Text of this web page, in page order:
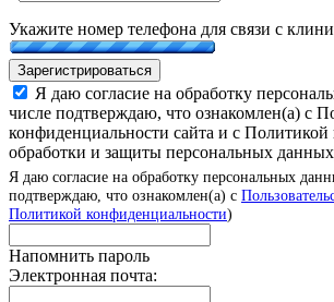
Укажите номер телефона для связи с
Зарегистрироваться
Я даю согласие на обработку
числе подтверждаю, что ознакомлен(а) с
конфиденциальности сайта и с
обработки и защиты персональных
Я даю согласие на обработку персональных
подтверждаю, что ознакомлен(а) с
Политикой конфиденциальности)
Напомнить пароль
Электронная почта: